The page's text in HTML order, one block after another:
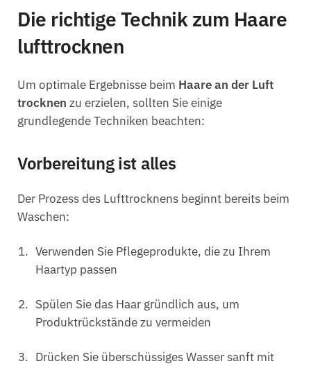
Die richtige Technik zum Haare
lufttrocknen
Um optimale Ergebnisse beim Haare an der Luft
trocknen zu erzielen, sollten Sie einige
grundlegende Techniken beachten:
Vorbereitung ist alles
Der Prozess des Lufttrocknens beginnt bereits beim
Waschen:
Verwenden Sie Pflegeprodukte, die zu Ihrem
Haartyp passen
Spülen Sie das Haar gründlich aus, um
Produktrückstände zu vermeiden
Drücken Sie überschüssiges Wasser sanft mit